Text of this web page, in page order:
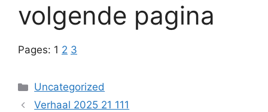
volgende pagina
Pages: 1 2 3
Categories
Uncategorized
Verhaal 2025 21 111